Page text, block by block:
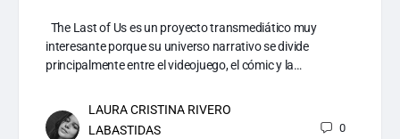
The Last of Us es un proyecto transmediático muy
interesante porque su universo narrativo se divide
principalmente entre el videojuego, el cómic y la…
LAURA CRISTINA RIVERO
LABASTIDAS
0